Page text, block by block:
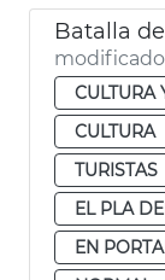
Batalla
CULTURA
CULTURA
TURISTAS
EL PLA
EN